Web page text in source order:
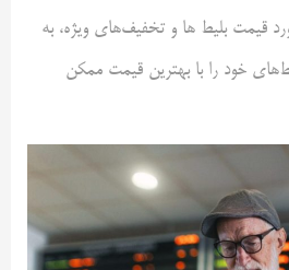
قیمت بلیط‌ ها و تخفیف‌های ویژه، به
خود را با بهترین قیمت ممکن